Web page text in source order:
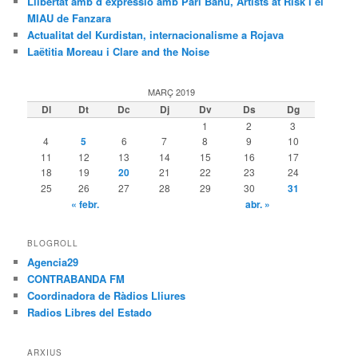
MIAU de Fanzara
Actualitat del Kurdistan, internacionalisme a Rojava
Laëtitia Moreau i Clare and the Noise
MARÇ 2019
Dl Dt Dc Dj Dv Ds Dg
1 2
3
4
5 6 7 8 9
10
11
12 13 14 15 16
17
18
19 20 21 22 23
24
25
26 27 28 29 30
31
« febr.
abr. »
BLOGROLL
Agencia29
CONTRABANDA FM
Coordinadora de Ràdios Lliures
Radios Libres del Estado
ARXIUS